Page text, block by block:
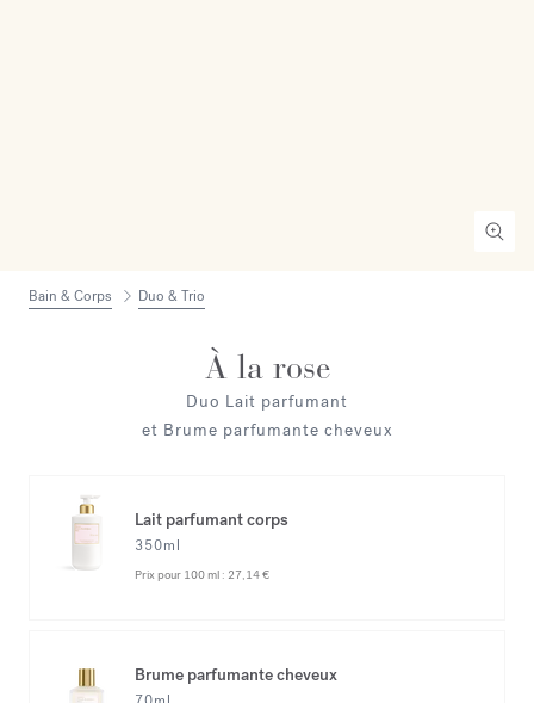
Bain & Corps Duo & Trio
À la rose
Duo Lait parfumant
et Brume parfumante cheveux
Lait parfumant corps
350ml
Prix pour 100 ml : 27,14 €
Brume parfumante cheveux